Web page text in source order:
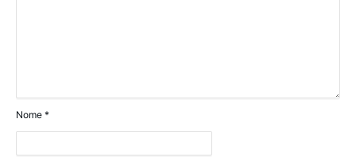
Nome *